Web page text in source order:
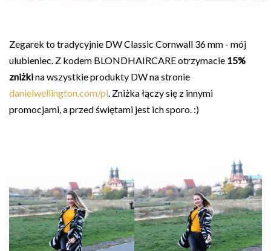
Zegarek to tradycyjnie DW Classic Cornwall 36 mm - mój
ulubieniec. Z kodem BLONDHAIRCARE otrzymacie 15%
zniżkina wszystkie produkty DW na stronie
danielwellington.com/pl. Zniżka łączy się z innymi
promocjami, a przed świętami jest ich sporo. :)